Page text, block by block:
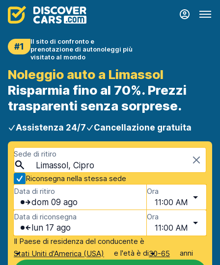
#1
Il sito di confronto e
prenotazione di autonoleggi più
visitato al mondo
Noleggio auto a Limassol
Risparmia fino al 70%. Prezzi
trasparenti senza sorprese.
Assistenza 24/7 Cancellazione gratuita
Sede di ritiro
Limassol, Cipro
Riconsegna nella stessa sede
Data di ritiro
dom 09 ago
Ora
11:00 AM
Data di riconsegna
lun 17 ago
Ora
11:00 AM
Il Paese di residenza del conducente è
Stati Uniti d'America (USA)
e l'età è di30-65 anni